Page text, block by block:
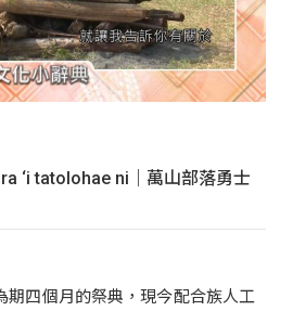
‘i tatolohae ni｜萬山部落勇士
期四個月的祭典，現今配合族人工